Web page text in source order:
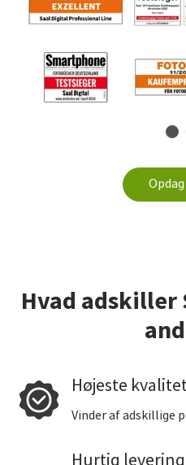
Hvad adskiller
Højeste
Vinder af adskillige
Hurtig levering